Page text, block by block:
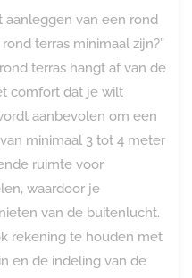
aanleggen van een rond
terras minimaal zijn?”
terras hangt af van de
comfort dat je wilt
aanbevolen om een
minimaal 3 tot 4 meter
ruimte voor
waardoor je
van de buitenlucht.
rekening te houden met
en de indeling van de